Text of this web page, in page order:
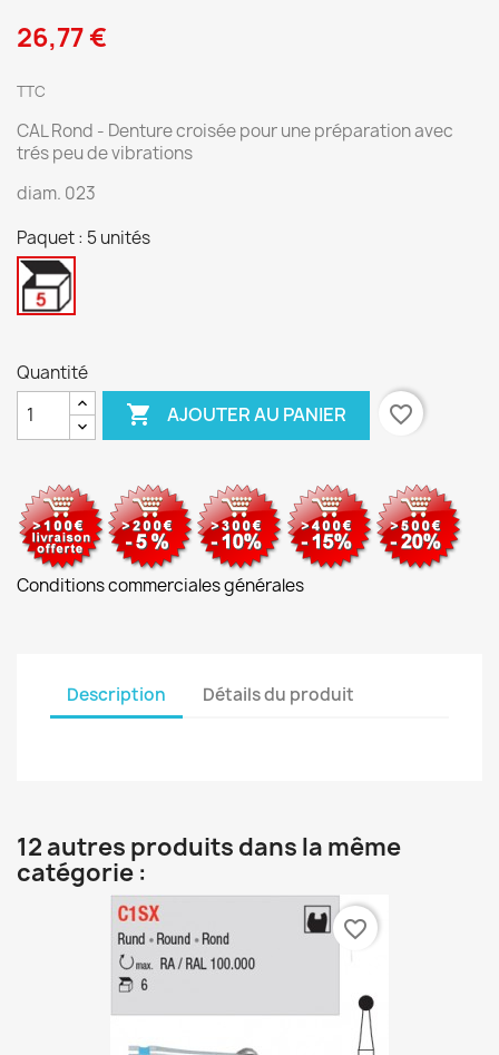
26,77 €
TTC
CAL Rond - Denture croisée pour une préparation avec
trés peu de vibrations
diam. 023
Paquet : 5 unités
5
Quantité
 AJOUTER AU PANIER favorite_border
Conditions commerciales générales
Description Détails du produit
12 autres produits dans la même
catégorie :
favorite_border